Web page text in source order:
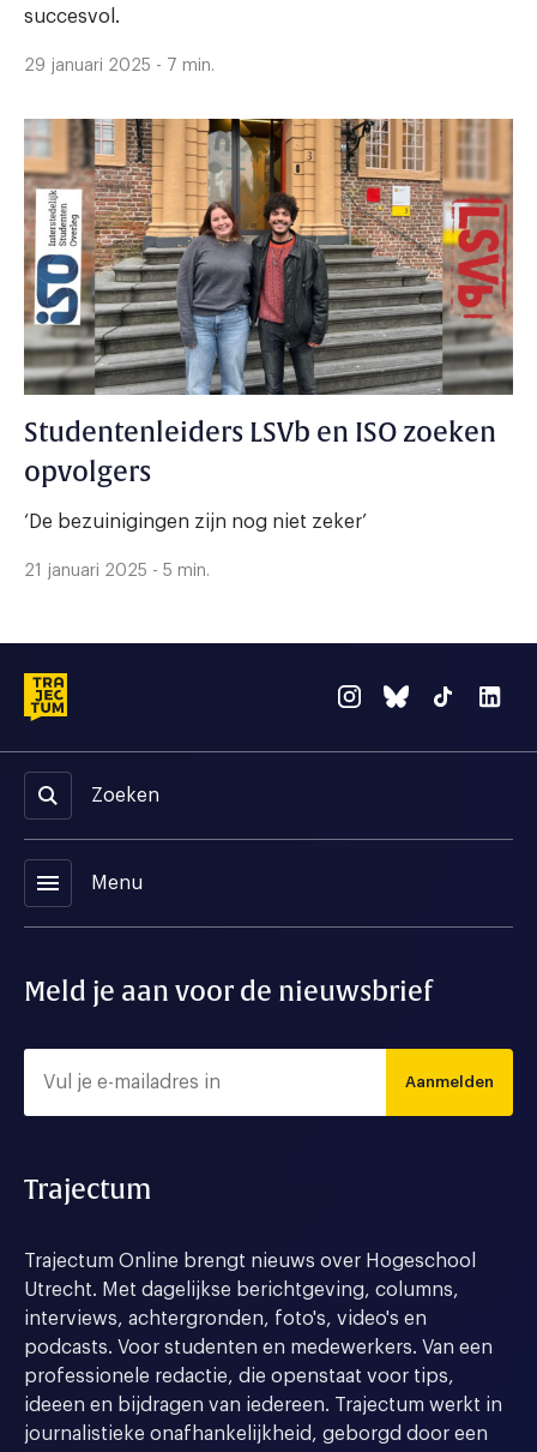
succesvol.
29 januari 2025 - 7 min.
Studentenleiders LSVb en ISO zoeken
opvolgers
‘De bezuinigingen zijn nog niet zeker’
21 januari 2025 - 5 min.
Zoeken
menu Menu
Meld je aan voor de nieuwsbrief
Aanmelden
Trajectum
Trajectum Online brengt nieuws over Hogeschool
Utrecht. Met dagelijkse berichtgeving, columns,
interviews, achtergronden, foto's, video's en
podcasts. Voor studenten en medewerkers. Van een
professionele redactie, die openstaat voor tips,
ideeen en bijdragen van iedereen. Trajectum werkt in
journalistieke onafhankelijkheid, geborgd door een